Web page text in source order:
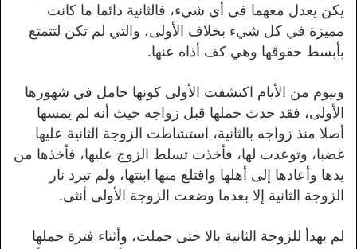
يكن يعدل معهما في أي شيء، فالثانية دائما ما كانت
مميزة في كل شيء بخلاف الأولى، والتي لم تكن لتتمتع
بأبسط حقوقها وهي كف أذاه عنها.
وبيوم من الأيام اكتشفت الأولى كونها حامل في شهورها
الأولى، فقد حدث حملها قبل زواجه حيث أنه لم يمسها
أصلا منذ زواجه بالثانية، استشاطت الزوجة الثانية عليها
غضبا، وتوعدت لها، فأخذت تسلط الزوج عليها، فأخذها من
يدها وأعادها إلى أهلها واقتلع منها ابنتها، ولم تبرد نار
الزوجة الثانية إلا بعدما وضعت الزوجة الأولى أنثى.
لم يهدأ للزوجة الثانية بالا حتى حملت، وأثناء فترة حملها